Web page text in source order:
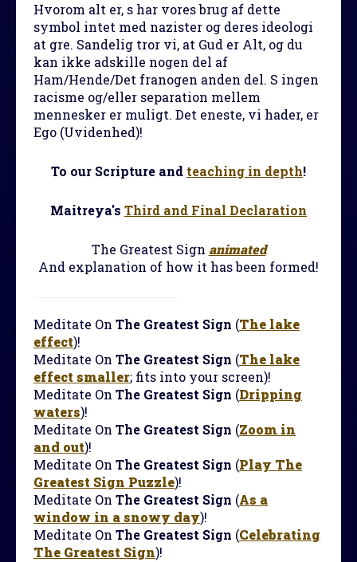
Hvorom alt er, s har vores brug af dette
symbol intet med nazister og deres ideologi
at gre. Sandelig tror vi, at Gud er Alt, og du
kan ikke adskille nogen del af
Ham/Hende/Det franogen anden del. S ingen
racisme og/eller separation mellem
mennesker er muligt. Det eneste, vi hader, er
Ego (Uvidenhed)!
To our Scripture and teaching in depth!
Maitreya's Third and Final Declaration
The Greatest Sign animated
And explanation of how it has been formed!
Meditate On The Greatest Sign (The lake
effect)!
Meditate On The Greatest Sign (The lake
effect smaller; fits into your screen)!
Meditate On The Greatest Sign (Dripping
waters)!
Meditate On The Greatest Sign (Zoom in
and out)!
Meditate On The Greatest Sign (Play The
Greatest Sign Puzzle)!
Meditate On The Greatest Sign (As a
window in a snowy day)!
Meditate On The Greatest Sign (Celebrating
The Greatest Sign)!